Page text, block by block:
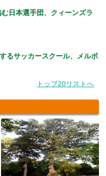
日本選手団、クィーンズラ
るサッカースクール、メルボ
トップ20リストへ